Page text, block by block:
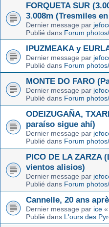
FORQUETA SUR
3.008m (Tresmiles
Dernier message par
Publié dans Forum
IPUZMEAKA y
Dernier message par
Publié dans Forum
MONTE DO FARO
Dernier message par
Publié dans Forum
ODEIZUGAÑA,
paraíso sigue ahí)
Dernier message par
Publié dans Forum
PICO DE LA ZARZA
vientos alisios)
Dernier message par
Publié dans Forum
Cannelle, 20 ans
Dernier message par ice «
Publié dans L'ours des